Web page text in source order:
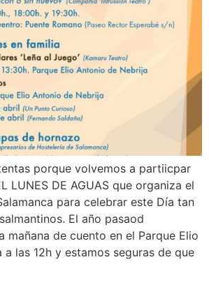
porque volvemos a partiicpar
LUNES DE AGUAS que organiza el
para celebrar este Día tan
El año pasaod
mañana de cuento en el Parque Elio
las 12h y estamos seguras de que